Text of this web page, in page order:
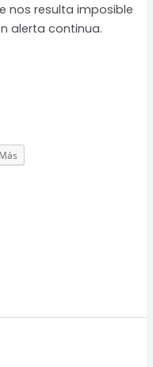
nos resulta imposible
alerta continua.
Más